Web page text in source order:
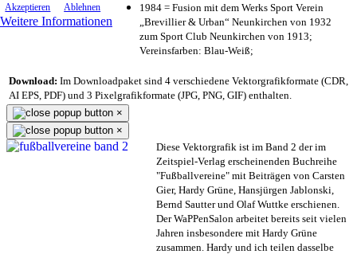
Akzeptieren Ablehnen
Weitere Informationen
1984 = Fusion mit dem Werks Sport Verein
„Brevillier & Urban“ Neunkirchen von 1932
zum Sport Club Neunkirchen von 1913;
Vereinsfarben: Blau-Weiß;
Download: Im Downloadpaket sind 4 verschiedene Vektorgrafikformate (CDR,
AI EPS, PDF) und 3 Pixelgrafikformate (JPG, PNG, GIF) enthalten.
×
×
Diese Vektorgrafik ist im Band 2 der im
Zeitspiel-Verlag erscheinenden Buchreihe
"Fußballvereine" mit Beiträgen von Carsten
Gier, Hardy Grüne, Hansjürgen Jablonski,
Bernd Sautter und Olaf Wuttke erschienen.
Der WaPPenSalon arbeitet bereits seit vielen
Jahren insbesondere mit Hardy Grüne
zusammen. Hardy und ich teilen dasselbe